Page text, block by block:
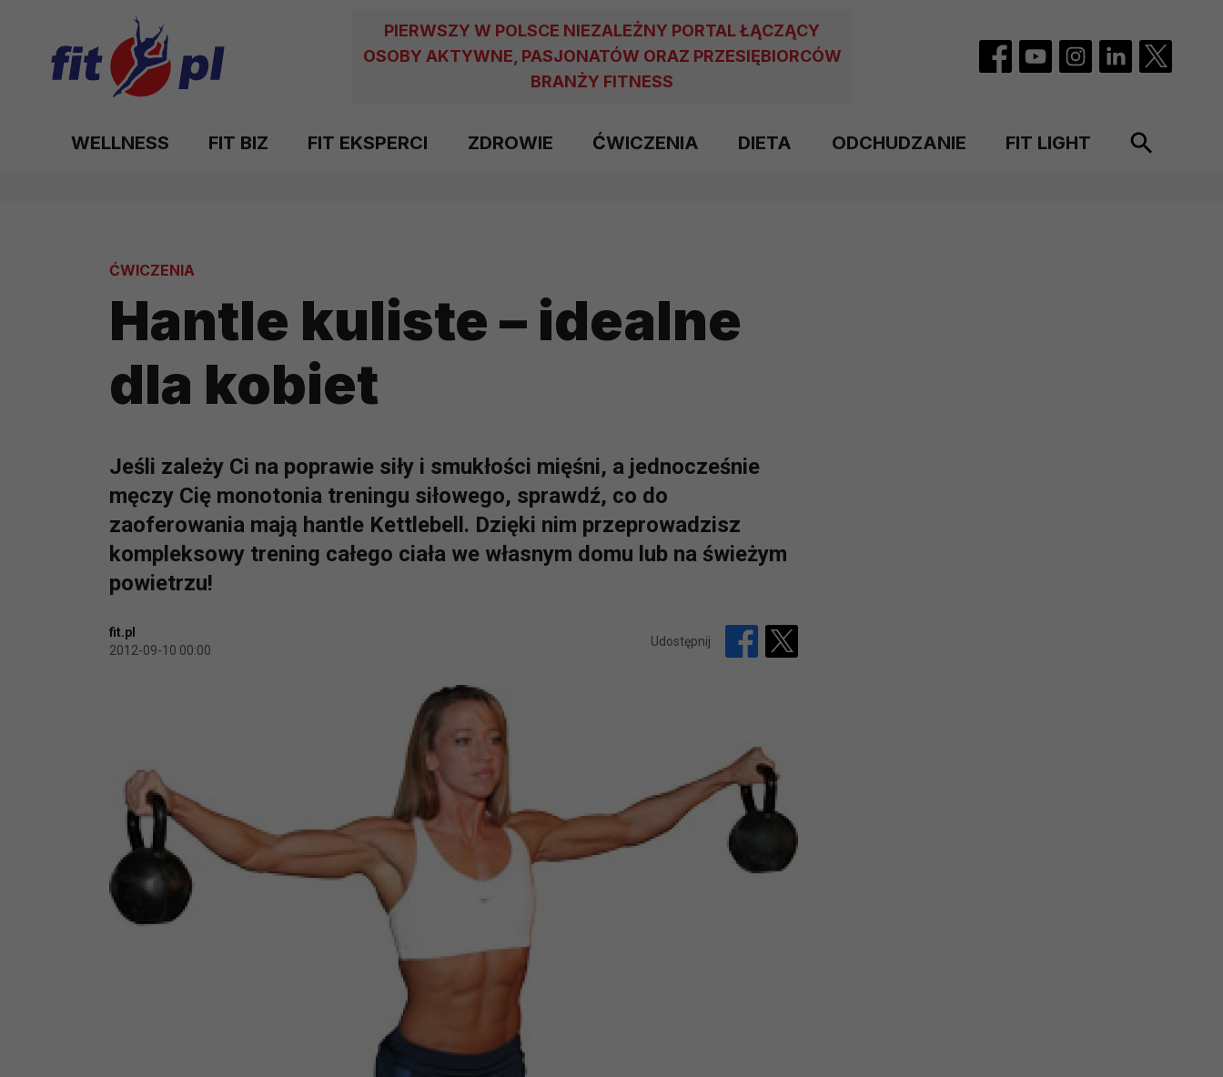
PIERWSZY W POLSCE NIEZALEŻNY PORTAL ŁĄCZĄCY
OSOBY AKTYWNE, PASJONATÓW ORAZ PRZESIĘBIORCÓW
BRANŻY FITNESS
WELLNESS FIT BIZ FIT EKSPERCI ZDROWIE ĆWICZENIA DIETA ODCHUDZANIE FIT LIGHT
ĆWICZENIA
Hantle kuliste – idealne
dla kobiet
Jeśli zależy Ci na poprawie siły i smukłości mięśni, a jednocześnie
męczy Cię monotonia treningu siłowego, sprawdź, co do
zaoferowania mają hantle Kettlebell. Dzięki nim przeprowadzisz
kompleksowy trening całego ciała we własnym domu lub na świeżym
powietrzu!
fit.pl
2012-09-10 00:00
Udostępnij